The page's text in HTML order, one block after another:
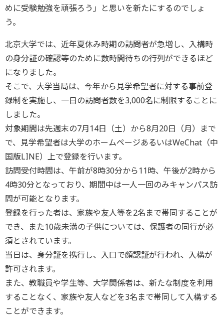
めに受験勉強を頑張ろう」と思いを新たにするのでしょ
う。
北京大学では、近年夏休み時期の訪問者が急増し、入構時
の身分証の確認等のために数時間待ちの行列ができるほど
になりました。
そこで、大学当局は、今年から見学希望者に対する事前登
録制を実施し、一日の訪問者数を3,000名に制限することに
しました。
対象期間は先週末の7月14日（土）から8月20日（月）まで
で、見学希望者は大学のホームページあるいはWeChat（中
国版LINE）上で登録を行います。
訪問受付時間は、午前が8時30分から11時、午後が2時から
4時30分となっており、期間中は一人一回のみキャンパス訪
問が可能となります。
登録を行った者は、家族や友人等を2名まで帯同することが
でき、また10歳未満の子供については、保護者の同行が必
須とされています。
当日は、身分証を携行し、入口で顔認証が行われ、入構が
許可されます。
また、教職員や学生等、大学関係者は、新たな制度を利用
することなく、家族や友人などを3名まで帯同して入構する
ことができます。